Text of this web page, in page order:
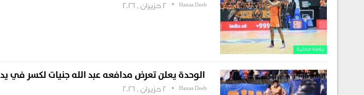
رياضة محلية
Hanaa Deeb 2 حزيران , 2026
الوحدة يعلن تعرض مدافعه عبد الله جنيات لكسر في
Hanaa Deeb 2 حزيران , 2026